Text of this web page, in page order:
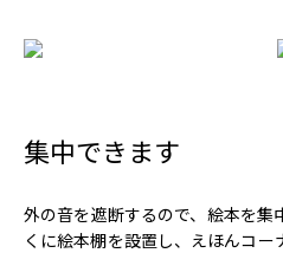
集中できます
外の音を遮断するので、絵本を集
くに絵本棚を設置し、えほんコ